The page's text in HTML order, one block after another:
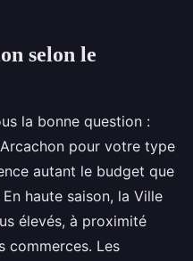
selon le
la bonne question :
pour votre type
autant le budget que
haute saison, la Ville
élevés, à proximité
commerces. Les